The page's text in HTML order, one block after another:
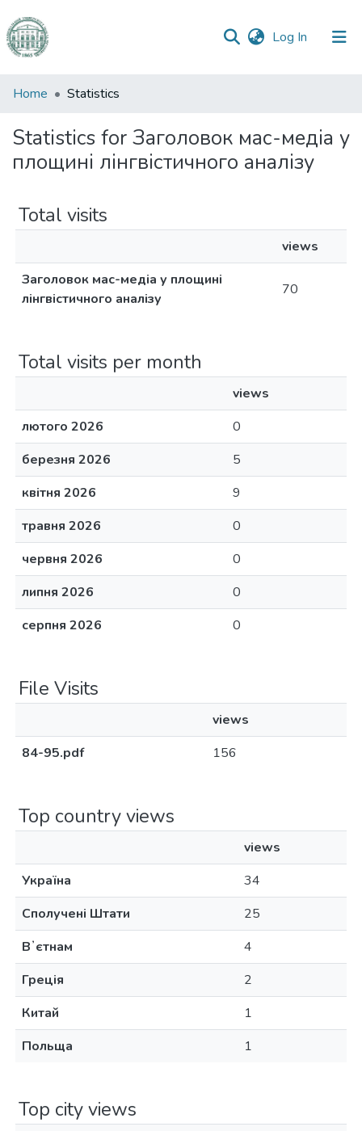
Log In (current)
Communities
Collections
All of DSpace
Home Statistics
Statistics for Заголовок мас-медіа у
площині лінгвістичного аналізу
Total visits
views
Заголовок мас-медіа у площині
лінгвістичного аналізу
70
Total visits per month
views
лютого 2026
0
березня 2026
5
квітня 2026
9
травня 2026
0
червня 2026
0
липня 2026
0
серпня 2026
0
File Visits
views
84-95.pdf
156
Top country views
views
Україна
34
Сполучені Штати
25
Вʼєтнам
4
Греція
2
Китай
1
Польща
1
Top city views